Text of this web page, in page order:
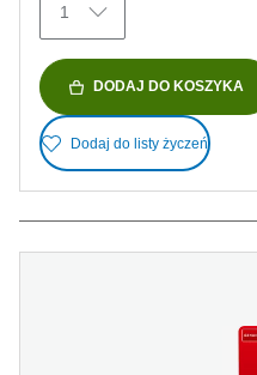
1
DODAJ DO KOSZYKA
Dodaj do listy życzeń